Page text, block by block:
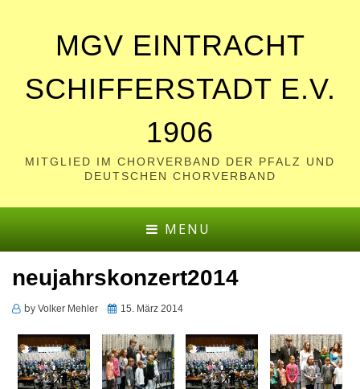
MGV EINTRACHT
SCHIFFERSTADT E.V.
1906
MITGLIED IM CHORVERBAND DER PFALZ UND
DEUTSCHEN CHORVERBAND
MENU
neujahrskonzert2014
by Volker Mehler
Posted
15. März 2014